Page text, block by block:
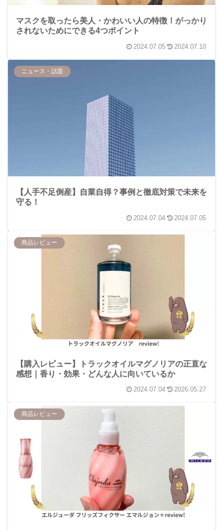
マスクを取ったら美人・かわいい人の特徴！がっかり
されないためにできる4つポイント
2024.07.05 2024.07.10
ニュース・話題
【人手不足倒産】自業自得？事例と徹底対策で未来を
守る！
2024.07.04 2024.07.05
商品レビュー
【購入レビュー】トラックオイルマグノリアの正直な
感想｜香り・効果・どんな人に向いているか
2024.07.04 2026.05.27
商品レビュー